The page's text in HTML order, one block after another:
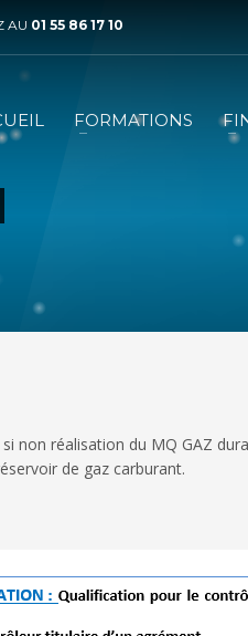
AU 01 55 86 17 10
FORMATIONS
non réalisation du MQ GAZ
de gaz carburant.